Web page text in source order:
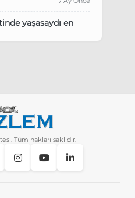
yaşasaydı en
temizlenir?
Tüm hakları saklıdır.